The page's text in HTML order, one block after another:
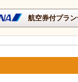
航空券付プラ